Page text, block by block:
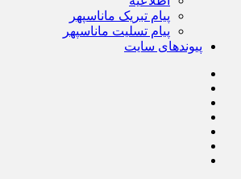
پیام تبریک ماناسپهر
پیام تسلیت ماناسپهر
پیوندهای سایت